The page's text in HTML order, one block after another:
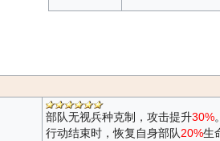
部队无视兵种克制，攻击提升30%。
行动结束时，恢复自身部队20%生